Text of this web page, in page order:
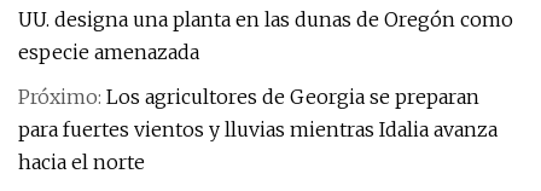
UU. designa una planta en las dunas de Oregón como
especie amenazada
Próximo: Los agricultores de Georgia se preparan
para fuertes vientos y lluvias mientras Idalia avanza
hacia el norte